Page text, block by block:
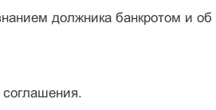
должника банкротом и об
соглашения.